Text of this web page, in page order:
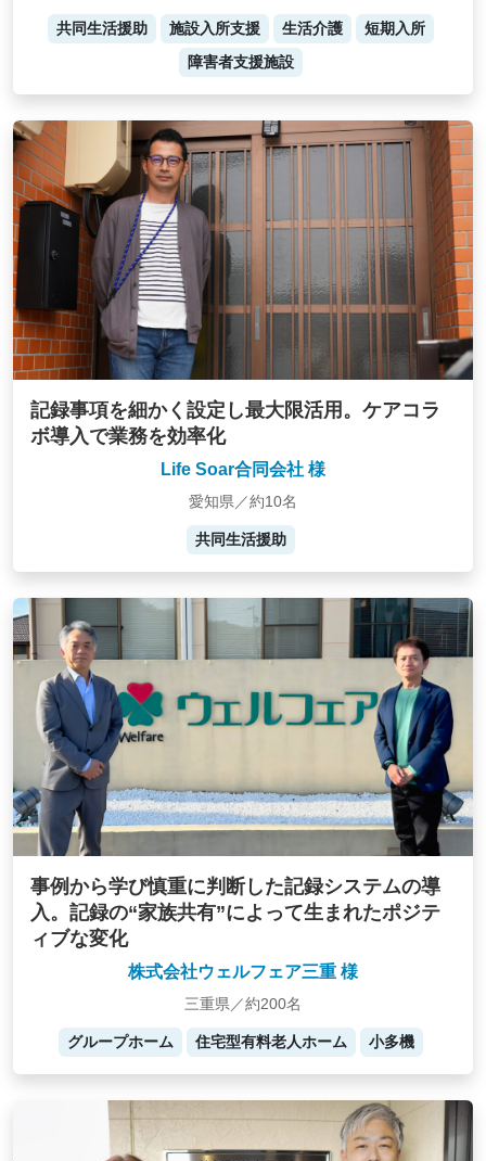
共同生活援助 施設入所支援 生活介護
短期入所
障害者支援施設
記録事項を細かく設定し最大限活用。ケアコラ
ボ導入で業務を効率化
Life Soar合同会社 様
愛知県／約10名
共同生活援助
事例から学び慎重に判断した記録システムの導
入。記録の“家族共有”によって生まれたポジテ
ィブな変化
株式会社ウェルフェア三重 様
三重県／約200名
グループホーム 住宅型有料老人ホーム 小多機